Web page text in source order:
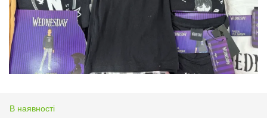
В наявності